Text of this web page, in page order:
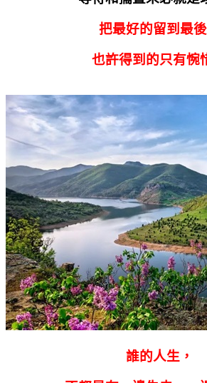
把最好的留到最後
也許得到的只有惋
誰的人生，